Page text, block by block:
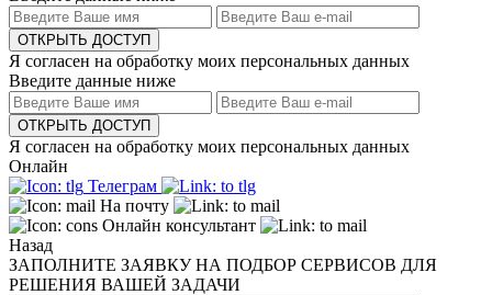
ОТКРЫТЬ ДОСТУП
Я согласен на обработку моих персональных данных
Введите данные ниже
ОТКРЫТЬ ДОСТУП
Я согласен на обработку моих персональных данных
Онлайн
Телеграм
На почту
Онлайн консультант
Назад
ЗАПОЛНИТЕ ЗАЯВКУ НА ПОДБОР СЕРВИСОВ ДЛЯ
РЕШЕНИЯ ВАШЕЙ ЗАДАЧИ